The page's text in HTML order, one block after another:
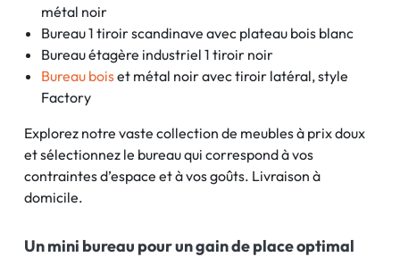
métal noir
Bureau 1 tiroir scandinave avec plateau bois blanc
Bureau étagère industriel 1 tiroir noir
Bureau boiset métal noir avec tiroir latéral, style
Factory
Explorez notre vaste collection de meubles à prix doux
et sélectionnez le bureau qui correspond à vos
contraintes d’espace et à vos goûts. Livraison à
domicile.
Un mini bureau pour un gain de place optimal